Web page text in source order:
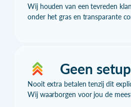
Wij houden van een tevreden
onder het gras en transparante
Geen
Nooit extra betalen tenzij dit
Wij waarborgen voor jou de